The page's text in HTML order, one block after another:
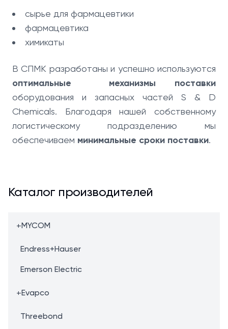
сырье для фармацевтики
фармацевтика
химикаты
В СПМК разработаны и успешно используются
оптимальные механизмы поставки
оборудования и запасных частей S & D
Chemicals. Благодаря нашей собственному
логистическому подразделению мы
обеспечиваем минимальные сроки поставки.
Каталог производителей
+MYCOM
Endress+Hauser
Emerson Electric
+Evapco
Threebond